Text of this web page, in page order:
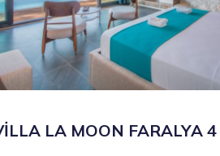
LA MOON FARALYA 4